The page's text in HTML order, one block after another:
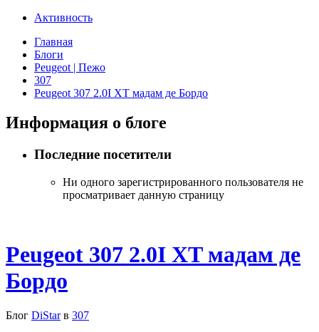
Активность
Главная
Блоги
Peugeot | Пежо
307
Peugeot 307 2.0I XT мадам де Бордо
Информация о блоге
Последние посетители
Ни одного зарегистрированного пользователя не
просматривает данную страницу
Peugeot 307 2.0I XT мадам де
Бордо
Блог DiStarв 307